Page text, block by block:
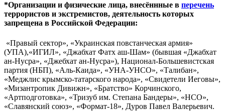
*Организации и физические лица, внесённные в перечень
террористов и экстремистов, деятельность которых
запрещена в Российской Федерации:
«Правый сектор», «Украинская повстанческая армия»
(УПА),«ИГИЛ», «Джабхат Фатх аш-Шам» (бывшая «Джабхат
ан-Нусра», «Джебхат ан-Нусра»), Национал-Большевистская
партия (НБП), «Аль-Каида», «УНА-УНСО», «Талибан»,
«Меджлис крымско-татарского народа», «Свидетели Иеговы»,
«Мизантропик Дивижн», «Братство» Корчинского,
«Артподготовка», «Тризуб им. Степана Бандеры», «НСО»,
«Славянский союз», «Формат-18», Дуров Павел Валерьевич.